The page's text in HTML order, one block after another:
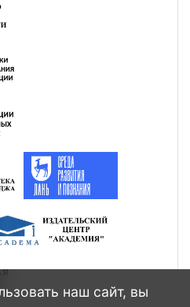
наш сайт, вы